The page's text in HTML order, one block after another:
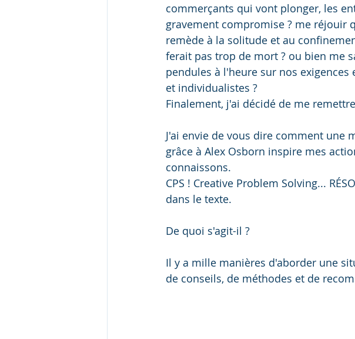
commerçants qui vont plonger, les
gravement compromise ? me réjouir
remède à la solitude et au
ferait pas trop de mort ? ou bien me
pendules à l'heure sur nos
et individualistes ?
Finalement, j'ai décidé de me
J'ai envie de vous dire comment une
grâce à Alex Osborn inspire mes
connaissons.
CPS ! Creative Problem Solving...
dans le texte.
De quoi s'agit-il ?
Il y a mille manières d'aborder une
de conseils, de méthodes et de